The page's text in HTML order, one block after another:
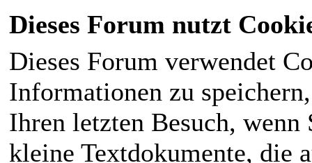
Dieses Forum nutzt
Dieses Forum verwendet
Informationen zu
Ihren letzten Besuch,
kleine Textdokumente, die